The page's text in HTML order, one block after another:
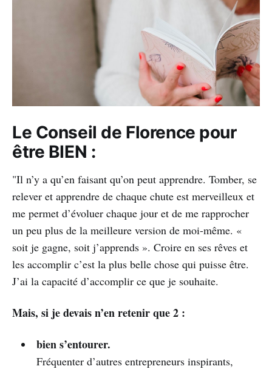
Le Conseil de Florence pour
être BIEN :
"Il n’y a qu’en faisant qu’on peut apprendre. Tomber, se
relever et apprendre de chaque chute est merveilleux et
me permet d’évoluer chaque jour et de me rapprocher
un peu plus de la meilleure version de moi-même. «
soit je gagne, soit j’apprends ». Croire en ses rêves et
les accomplir c’est la plus belle chose qui puisse être.
J’ai la capacité d’accomplir ce que je souhaite.
Mais, si je devais n’en retenir que 2 :
bien s’entourer.
Fréquenter d’autres entrepreneurs inspirants,